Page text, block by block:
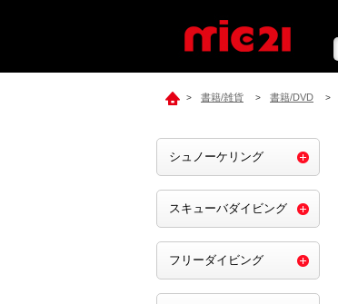
> 書籍/雑貨 > 書籍/DVD >
シュノーケリング
スキューバダイビング
フリーダイビング